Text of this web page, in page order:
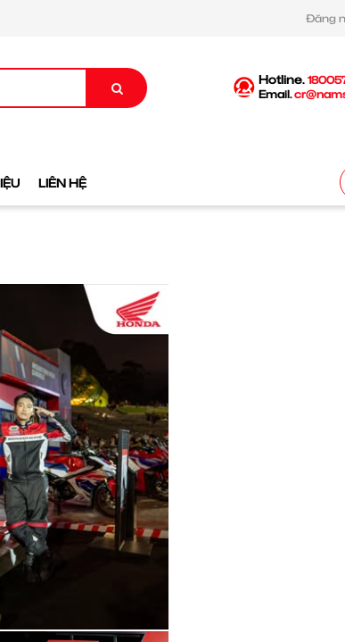
Đăng
Hotline.
Email.
LIÊN HỆ